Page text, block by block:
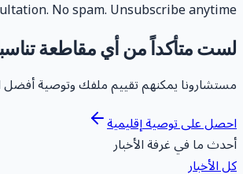
No spam. Unsubscribe anytime.
لست متأكداً من أي مقاطعة
مستشارونا يمكنهم تقييم ملفك وتوصية أفضل
احصل على توصية إقليمية
أحدث ما في غرفة الأخبار
كل الأخبار